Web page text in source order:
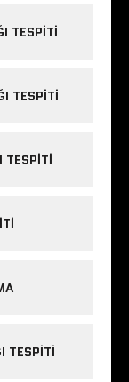
TESPITI
TESPITI
TESPITI
TESPITI